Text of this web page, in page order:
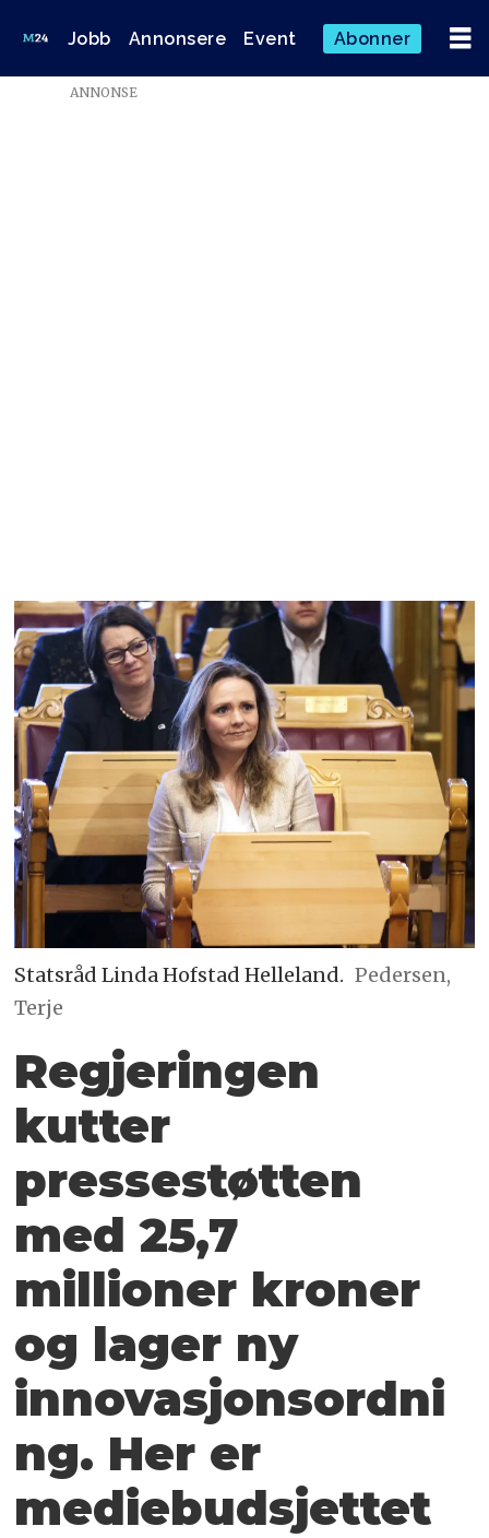
Jobb Annonsere Event Abonner
ANNONSE
Statsråd Linda Hofstad Helleland. Pedersen,
Terje
Regjeringen
kutter
pressestøtten
med 25,7
millioner kroner
og lager ny
innovasjonsordni
ng. Her er
mediebudsjettet